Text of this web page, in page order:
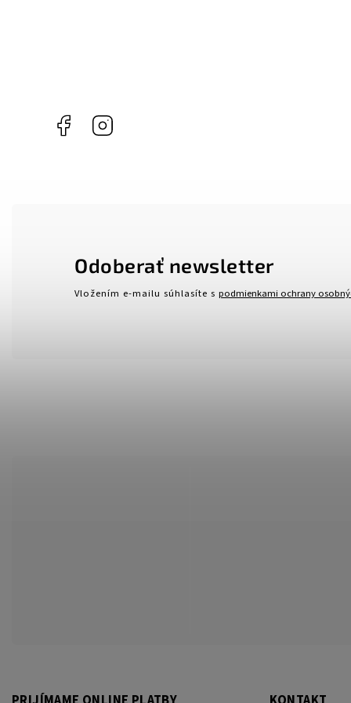
Facebook
Odoberať newsletter
Vložením e-mailu súhlasíte s podmienkami ochrany